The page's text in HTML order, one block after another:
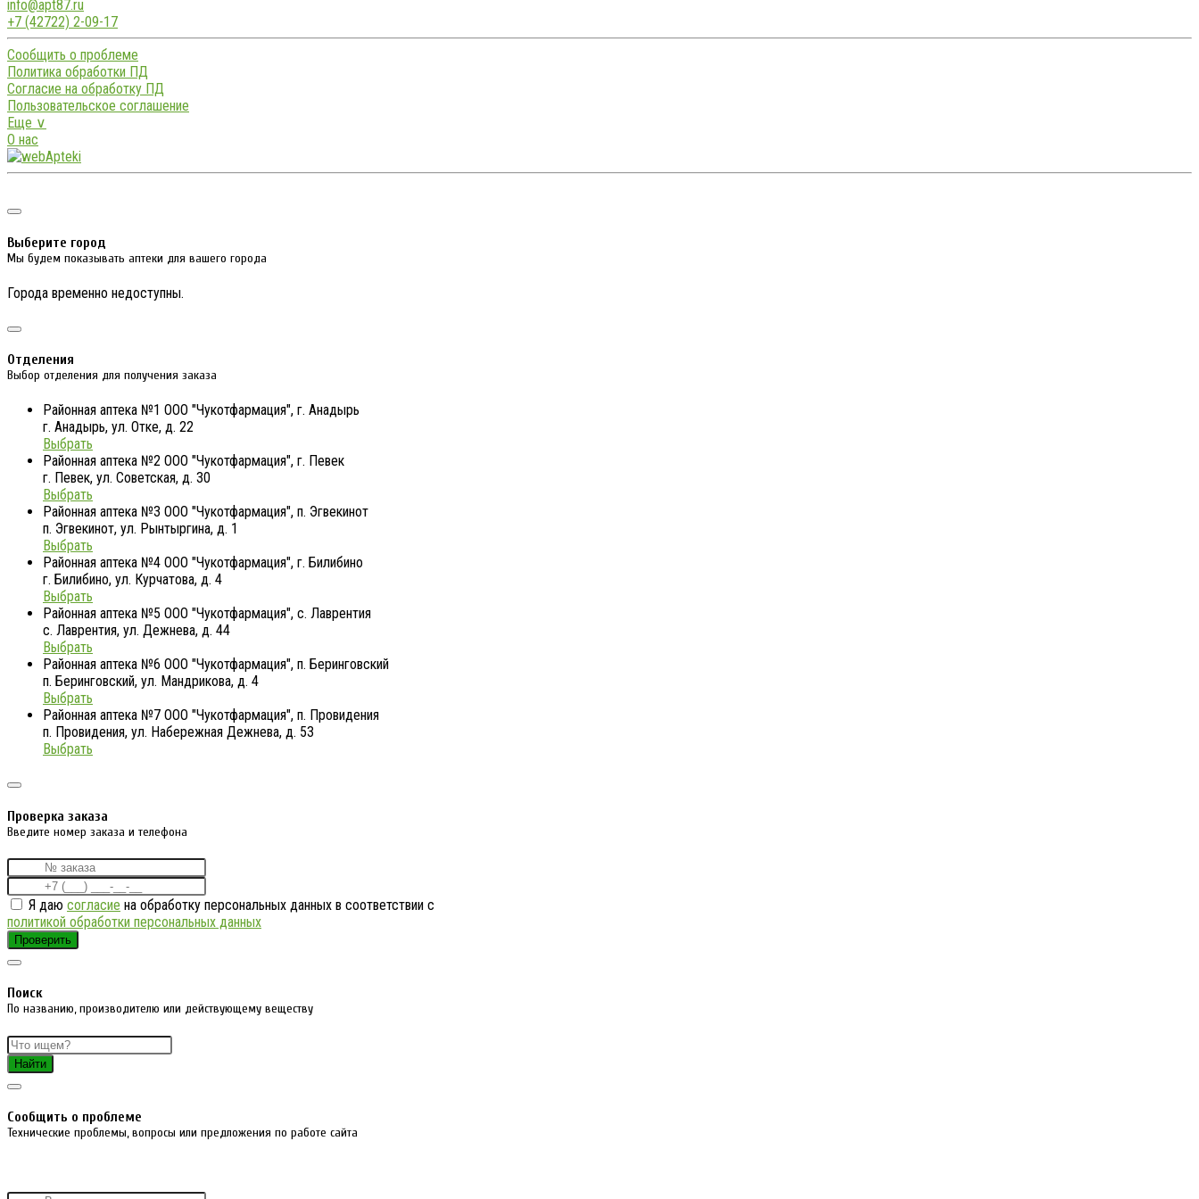
info@apt87.ru
+7 (42722) 2-09-17
Сообщить о проблеме
Политика обработки ПД
Согласие на обработку ПД
Пользовательское соглашение
Еще ∨
О нас
Выберите город
Мы будем показывать аптеки для вашего города
Города временно недоступны.
Отделения
Выбор отделения для получения заказа
Районная аптека №1 ООО "Чукотфармация", г. Анадырь
г. Анадырь, ул. Отке, д. 22
Выбрать
Районная аптека №2 ООО "Чукотфармация", г. Певек
г. Певек, ул. Советская, д. 30
Выбрать
Районная аптека №3 ООО "Чукотфармация", п. Эгвекинот
п. Эгвекинот, ул. Рынтыргина, д. 1
Выбрать
Районная аптека №4 ООО "Чукотфармация", г. Билибино
г. Билибино, ул. Курчатова, д. 4
Выбрать
Районная аптека №5 ООО "Чукотфармация", с. Лаврентия
с. Лаврентия, ул. Дежнева, д. 44
Выбрать
Районная аптека №6 ООО "Чукотфармация", п. Беринговский
п. Беринговский, ул. Мандрикова, д. 4
Выбрать
Районная аптека №7 ООО "Чукотфармация", п. Провидения
п. Провидения, ул. Набережная Дежнева, д. 53
Выбрать
Проверка заказа
Введите номер заказа и телефона
Я даю согласие на обработку персональных данных в соответствии с
политикой обработки персональных данных
Проверить
Поиск
По названию, производителю или действующему веществу
Найти
Cообщить о проблеме
Технические проблемы, вопросы или предложения по работе сайта